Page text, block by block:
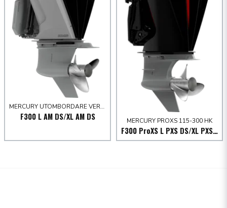
MERCURY UTOMBORDARE VERADO 250-300 HK
F300 L AM DS/XL AM DS MERCURY PROXS 115-300 HK
F300 ProXS L PXS DS/XL PXS DS